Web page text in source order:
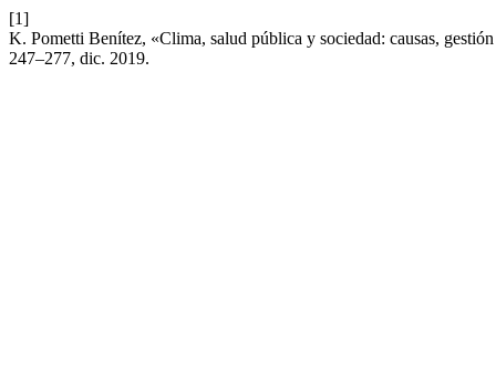
[1]
K. Pometti Benítez, «Clima, salud pública y sociedad: causas,
247–277, dic. 2019.